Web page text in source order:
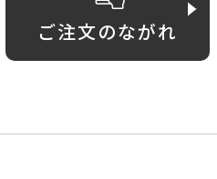
ご注文のながれ